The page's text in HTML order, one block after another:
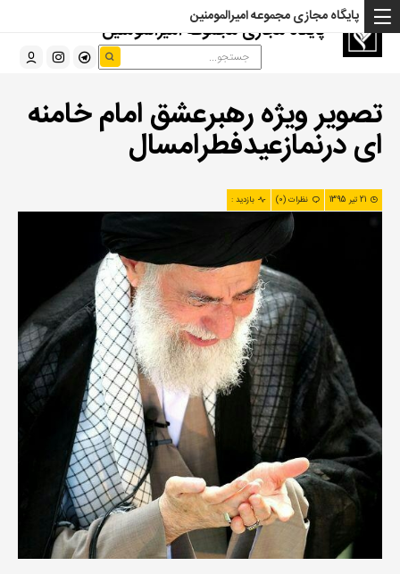
پایگاه مجازی مجموعه امیرالمومنین
پایگاه مجازی مجموعه امیرالمومنین
تصویر ویژه رهبرعشق امام خامنه
ای درنمازعیدفطرامسال
21 تیر 1395 نظرات (0) بازدید :